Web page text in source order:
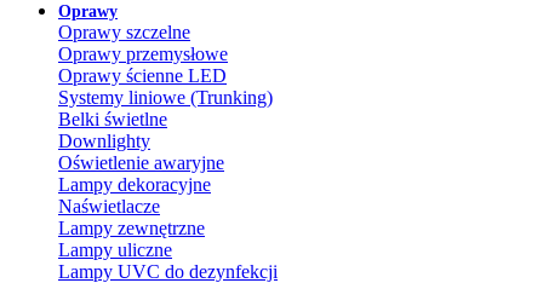
Oprawy
Oprawy szczelne
Oprawy przemysłowe
Oprawy ścienne LED
Systemy liniowe (Trunking)
Belki świetlne
Downlighty
Oświetlenie awaryjne
Lampy dekoracyjne
Naświetlacze
Lampy zewnętrzne
Lampy uliczne
Lampy UVC do dezynfekcji